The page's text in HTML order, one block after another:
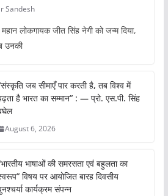
Sandesh
लोकगायक जीत सिंह नेगी को जन्म दिया,
उनकी
जब सीमाएँ पार करती है, तब विश्व में
है भारत का सम्मान” : — प्रो. एस.पी. सिंह
August 6, 2026
भाषाओं की समरसता एवं बहुलता का
विषय पर आयोजित बारह दिवसीय
कार्यक्रम संपन्न